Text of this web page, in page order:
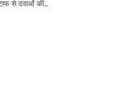
से दवाओं की…